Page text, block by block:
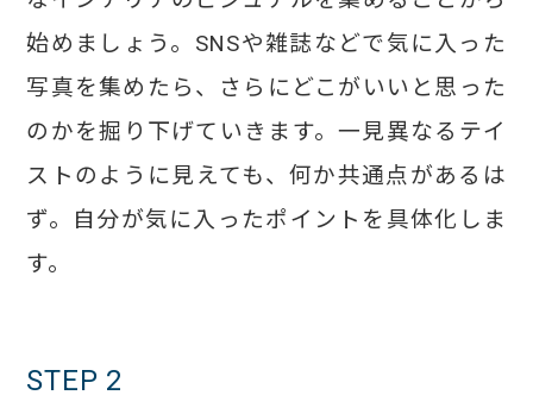
始めましょう。SNSや雑誌などで気に入った
写真を集めたら、さらにどこがいいと思った
のかを掘り下げていきます。一見異なるテイ
ストのように見えても、何か共通点があるは
ず。自分が気に入ったポイントを具体化しま
す。
STEP 2